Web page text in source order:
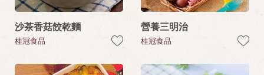
沙茶香菇餃乾麵
桂冠食品
營養三明治
桂冠食品